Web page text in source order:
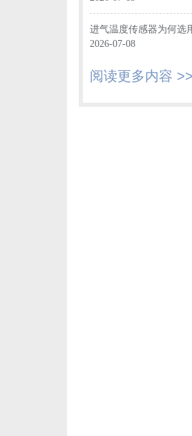
进气温度传感器为何选
进行温度监测？
2026-07-08
阅读更多内容 >>